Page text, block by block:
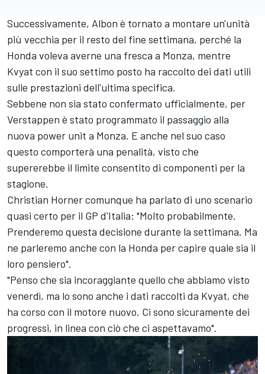
Successivamente, Albon è tornato a montare un'unità
più vecchia per il resto del fine settimana, perché la
Honda voleva averne una fresca a Monza, mentre
Kvyat con il suo settimo posto ha raccolto dei dati utili
sulle prestazioni dell'ultima specifica.
Sebbene non sia stato confermato ufficialmente, per
Verstappen è stato programmato il passaggio alla
nuova power unit a Monza. E anche nel suo caso
questo comporterà una penalità, visto che
supererebbe il limite consentito di componenti per la
stagione.
Christian Horner comunque ha parlato di uno scenario
quasi certo per il GP d'Italia: "Molto probabilmente.
Prenderemo questa decisione durante la settimana. Ma
ne parleremo anche con la Honda per capire quale sia il
loro pensiero".
"Penso che sia incoraggiante quello che abbiamo visto
venerdì, ma lo sono anche i dati raccolti da Kvyat, che
ha corso con il motore nuovo. Ci sono sicuramente dei
progressi, in linea con ciò che ci aspettavamo".